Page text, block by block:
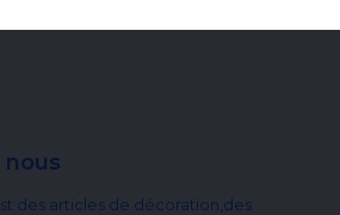
nous
des articles de décoration,des